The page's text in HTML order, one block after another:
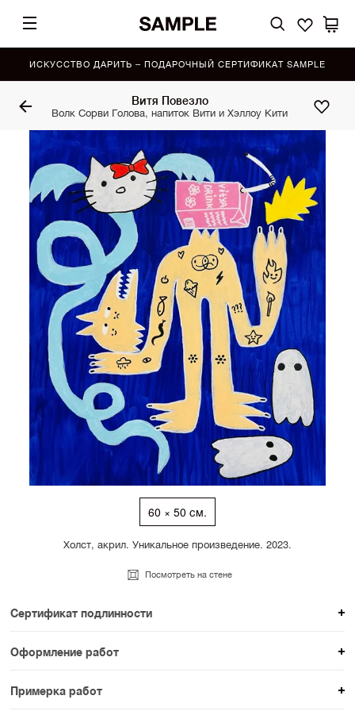
ИСКУССТВО ДАРИТЬ – ПОДАРОЧНЫЙ СЕРТИФИКАТ SAMPLE
Витя Повезло
Волк Сорви Голова, напиток Вити и Хэллоу Кити
60 × 50 см.
Холст, акрил. Уникальное произведение. 2023.
Посмотреть на стене
Сертификат подлинности
К каждому авторскому произведению мы
прикладываем сертификат подлинности. Для товаров
раздела SAMPLE СЕРИЯ сертификаты не
Оформление работ
При покупке произведения вы можете выбрать и
оплатить вариант оформления. На сайте доступен
Примерка работ